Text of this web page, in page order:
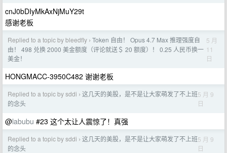
cnJ0bDIyMkAxNjMuY29t
感谢老板
Replied to a topic by bleedfly › Token 自由！ Opus 4.7 Max 推理强度自
由！ 498 兑换 2000 美金额度（评论就送＄ 20 额度）！ 0.25 人民币换一
美金！
5 月
11
日
HONGMACC-3950C482 谢谢老板
Replied to a topic by sddi › 这几天的美股，是不是让大家萌发了不上班
的念头
5 月 9
日
@labubu #23 这个太让人震惊了！真强
Replied to a topic by sddi › 这几天的美股，是不是让大家萌发了不上班
的念头
5 月 9
日